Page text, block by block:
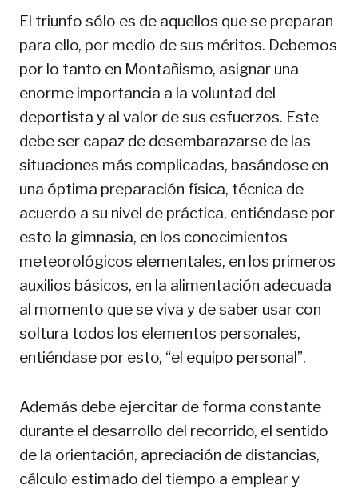
El triunfo sólo es de aquellos que se preparan
para ello, por medio de sus méritos. Debemos
por lo tanto en Montañismo, asignar una
enorme importancia a la voluntad del
deportista y al valor de sus esfuerzos. Este
debe ser capaz de desembarazarse de las
situaciones más complicadas, basándose en
una óptima preparación física, técnica de
acuerdo a su nivel de práctica, entiéndase por
esto la gimnasia, en los conocimientos
meteorológicos elementales, en los primeros
auxilios básicos, en la alimentación adecuada
al momento que se viva y de saber usar con
soltura todos los elementos personales,
entiéndase por esto, “el equipo personal”.
Además debe ejercitar de forma constante
durante el desarrollo del recorrido, el sentido
de la orientación, apreciación de distancias,
cálculo estimado del tiempo a emplear y